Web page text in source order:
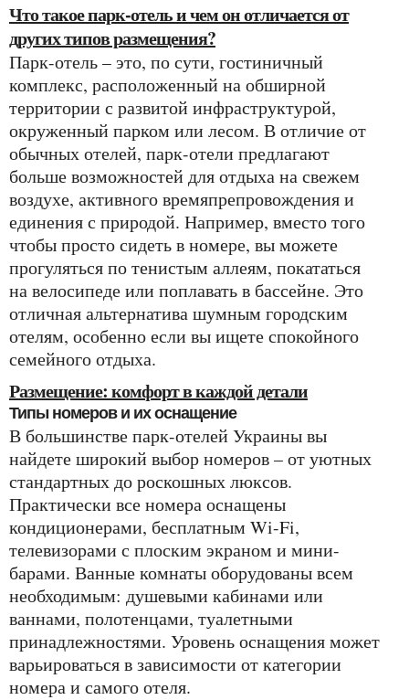
Что такое парк-отель и чем он отличается от
других типов размещения?
Парк-отель – это, по сути, гостиничный
комплекс, расположенный на обширной
территории с развитой инфраструктурой,
окруженный парком или лесом. В отличие от
обычных отелей, парк-отели предлагают
больше возможностей для отдыха на свежем
воздухе, активного времяпрепровождения и
единения с природой. Например, вместо того
чтобы просто сидеть в номере, вы можете
прогуляться по тенистым аллеям, покататься
на велосипеде или поплавать в бассейне. Это
отличная альтернатива шумным городским
отелям, особенно если вы ищете спокойного
семейного отдыха.
Размещение: комфорт в каждой детали
Типы номеров и их оснащение
В большинстве парк-отелей Украины вы
найдете широкий выбор номеров – от уютных
стандартных до роскошных люксов.
Практически все номера оснащены
кондиционерами, бесплатным Wi-Fi,
телевизорами с плоским экраном и мини-
барами. Ванные комнаты оборудованы всем
необходимым: душевыми кабинами или
ваннами, полотенцами, туалетными
принадлежностями. Уровень оснащения может
варьироваться в зависимости от категории
номера и самого отеля.